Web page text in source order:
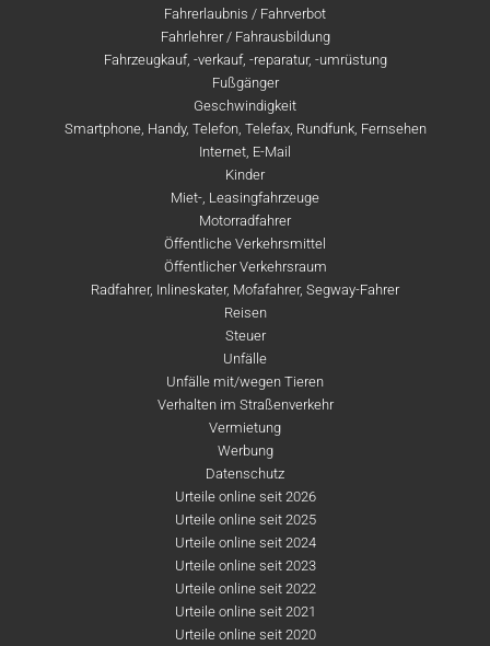
Fahrerlaubnis / Fahrverbot
Fahrlehrer / Fahrausbildung
Fahrzeugkauf, -verkauf, -reparatur, -umrüstung
Fußgänger
Geschwindigkeit
Smartphone, Handy, Telefon, Telefax, Rundfunk, Fernsehen
Internet, E-Mail
Kinder
Miet-, Leasingfahrzeuge
Motorradfahrer
Öffentliche Verkehrsmittel
Öffentlicher Verkehrsraum
Radfahrer, Inlineskater, Mofafahrer, Segway-Fahrer
Reisen
Steuer
Unfälle
Unfälle mit/wegen Tieren
Verhalten im Straßenverkehr
Vermietung
Werbung
Datenschutz
Urteile online seit 2026
Urteile online seit 2025
Urteile online seit 2024
Urteile online seit 2023
Urteile online seit 2022
Urteile online seit 2021
Urteile online seit 2020